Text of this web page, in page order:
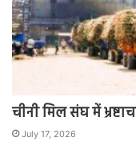
चीनी मिल संघ में
July 17, 2026